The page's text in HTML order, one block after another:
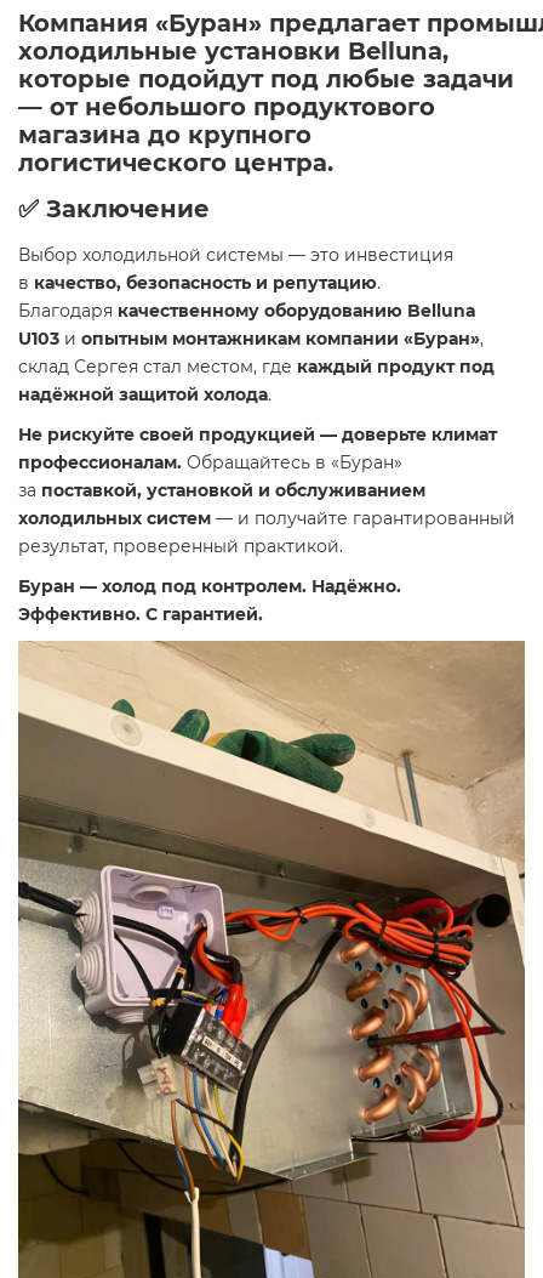
Компания «Буран» предлагает
холодильные установки Belluna,
которые подойдут под любые задачи
— от небольшого продуктового
магазина до крупного
логистического центра.
✅ Заключение
Выбор холодильной системы — это инвестиция
в качество, безопасность и репутацию.
Благодаря качественному оборудованию Belluna
U103 и опытным монтажникам компании «Буран»,
склад Сергея стал местом, где каждый продукт под
надёжной защитой холода.
Не рискуйте своей продукцией — доверьте климат
профессионалам. Обращайтесь в «Буран»
за поставкой, установкой и обслуживанием
холодильных систем — и получайте гарантированный
результат, проверенный практикой.
Буран — холод под контролем. Надёжно.
Эффективно. С гарантией.